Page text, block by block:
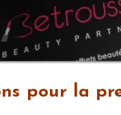
pour la